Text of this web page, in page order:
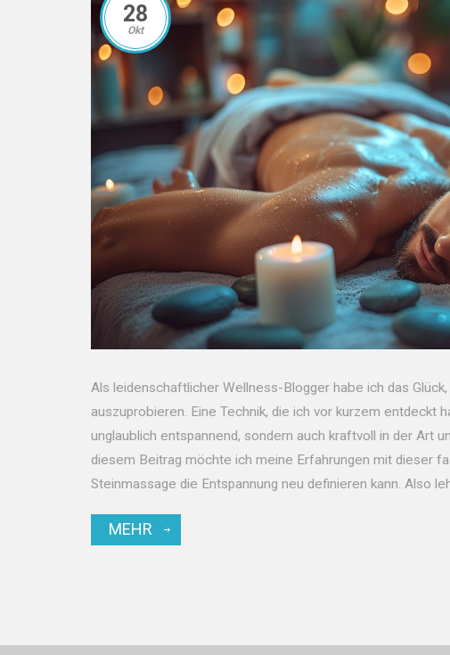
28
Okt
Als leidenschaftlicher Wellness-Blogger habe ich das
auszuprobieren. Eine Technik, die ich vor kurzem entdeckt
unglaublich entspannend, sondern auch kraftvoll in der Art
diesem Beitrag möchte ich meine Erfahrungen mit dieser
Steinmassage die Entspannung neu definieren kann. Also
MEHR